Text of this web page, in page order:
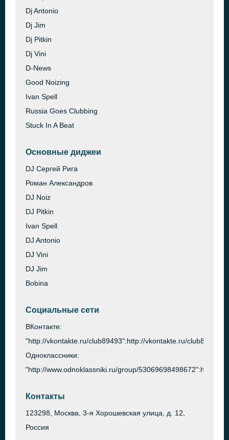
Dj Antonio
Dj Jim
Dj Pitkin
Dj Vini
D-News
Good Noizing
Ivan Spell
Russia Goes Clubbing
Stuck In A Beat
Основные диджеи
DJ Сергей Рига
Роман Александров
DJ Noiz
DJ Pitkin
Ivan Spell
DJ Antonio
DJ Vini
DJ Jim
Bobina
Социальные сети
ВКонтакте:
"http://vkontakte.ru/club89493":http://vkontakte.ru/club89493
Одноклассники:
"http://www.odnoklassniki.ru/group/53069698498672":http://
Контакты
123298, Москва, 3-я Хорошевская улица, д. 12,
Россия